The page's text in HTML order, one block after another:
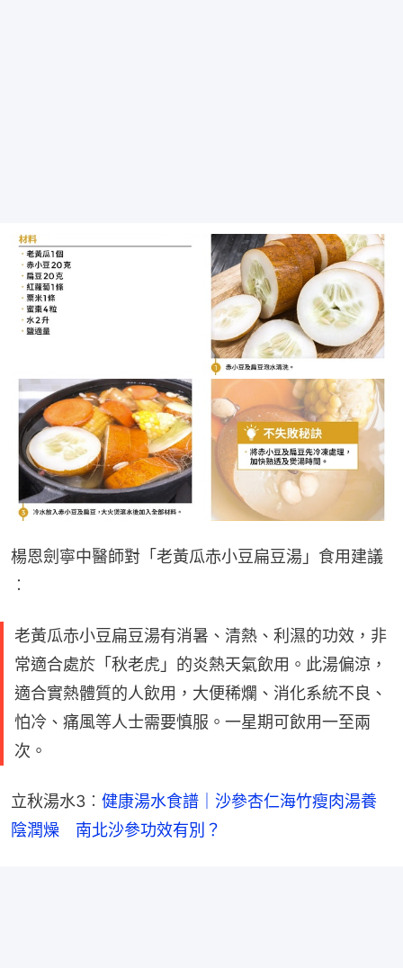
楊恩劍寧中醫師對「老黃瓜赤小豆扁豆湯」食用建議
︰
老黃瓜赤小豆扁豆湯有消暑、清熱、利濕的功效，非
常適合處於「秋老虎」的炎熱天氣飲用。此湯偏涼，
適合實熱體質的人飲用，大便稀爛、消化系統不良、
怕冷、痛風等人士需要慎服。一星期可飲用一至兩
次。
立秋湯水3︰ 健康湯水食譜｜沙參杏仁海竹瘦肉湯養
陰潤燥　南北沙參功效有別？